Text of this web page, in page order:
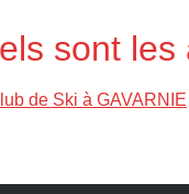
sont les
de Ski à GAVARNIE